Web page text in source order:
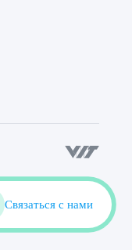
Связаться с нами